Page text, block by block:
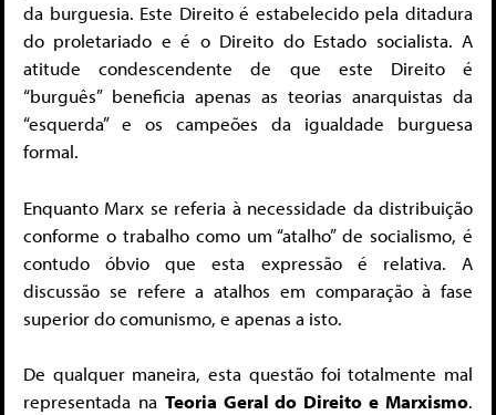
da burguesia. Este Direito é estabelecido pela ditadura
do proletariado e é o Direito do Estado socialista. A
atitude condescendente de que este Direito é
“burguês” beneficia apenas as teorias anarquistas da
“esquerda” e os campeões da igualdade burguesa
formal.
Enquanto Marx se referia à necessidade da distribuição
conforme o trabalho como um “atalho” de socialismo, é
contudo óbvio que esta expressão é relativa. A
discussão se refere a atalhos em comparação à fase
superior do comunismo, e apenas a isto.
De qualquer maneira, esta questão foi totalmente mal
representada na Teoria Geral do Direito e Marxismo.